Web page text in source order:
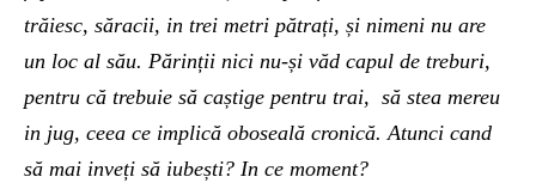
trăiesc, săracii, in trei metri pătrați, și nimeni nu are
un loc al său. Părinții nici nu-și văd capul de treburi,
pentru că trebuie să caștige pentru trai, să stea mereu
in jug, ceea ce implică oboseală cronică. Atunci cand
să mai inveți să iubești? In ce moment?